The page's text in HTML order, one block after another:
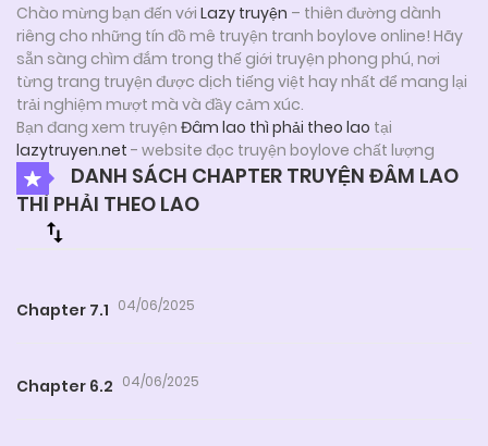
Chào mừng bạn đến với Lazy truyện – thiên đường dành
riêng cho những tín đồ mê truyện tranh boylove online! Hãy
sẵn sàng chìm đắm trong thế giới truyện phong phú, nơi
từng trang truyện được dịch tiếng việt hay nhất để mang lại
trải nghiệm mượt mà và đầy cảm xúc.
Bạn đang xem truyện Đâm lao thì phải theo lao tại
lazytruyen.net - website đọc truyện boylove chất lượng
DANH SÁCH CHAPTER TRUYỆN ĐÂM LAO
THÌ PHẢI THEO LAO
Chapter 7.1 04/06/2025
Chapter 6.2 04/06/2025